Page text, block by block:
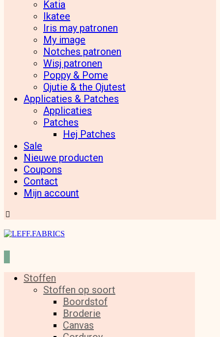
Katia
Ikatee
Iris may patronen
My image
Notches patronen
Wisj patronen
Poppy & Pome
Qjutie & the Qjutest
Applicaties & Patches
Applicaties
Patches
Hej Patches
Sale
Nieuwe producten
Coupons
Contact
Mijn account
Stoffen
Stoffen op soort
Boordstof
Broderie
Canvas